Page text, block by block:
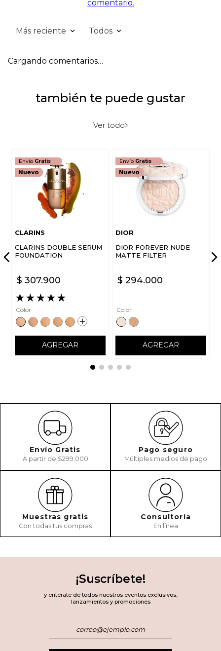
comentario.
Más reciente Todos
Cargando comentarios…
también te puede gustar
Ver todo
Envío Gratis
CLARINS
CLARINS DOUBLE SERUM
FOUNDATION
$ 307.900
★★★★★
Color
AGREGAR
Envío Gratis
DIOR
DIOR FOREVER NUDE
MATTE FILTER
$ 294.000
Color
AGREGAR
Envío Gratis
A partir de $299.000
Pago seguro
Múltiples medios de pago
Muestras gratis
Con todas tus compras
Consultoría
En línea
¡Suscríbete!
y entérate de todos nuestros eventos exclusivos,
lanzamientos y promociones